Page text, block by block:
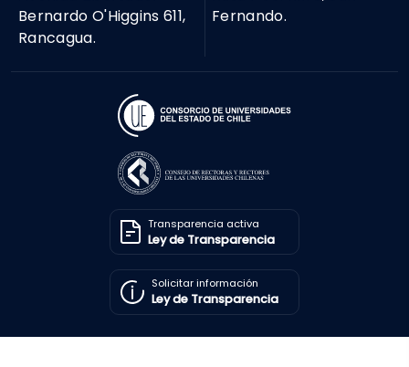
Bernardo O'Higgins 611,
Rancagua.
Fernando.
Transparencia activa
Ley de Transparencia
Solicitar información
Ley de Transparencia